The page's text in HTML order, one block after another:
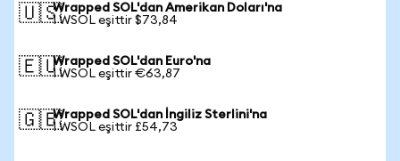
🇺🇸Wrapped SOL'dan Amerikan Doları'na
1 WSOL eşittir $73,84
🇪🇺Wrapped SOL'dan Euro'na
1 WSOL eşittir €63,87
🇬🇧Wrapped SOL'dan İngiliz Sterlini'na
1 WSOL eşittir £54,73